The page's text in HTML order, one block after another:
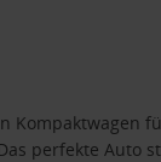
perfekte Auto